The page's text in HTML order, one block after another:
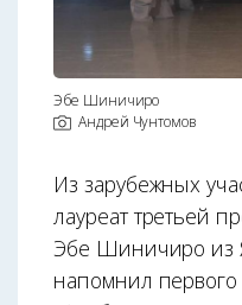
Эбе Шиничиро
Андрей Чунтомов
Из зарубежных
лауреат третьей
Эбе Шиничиро из
напомнил первого